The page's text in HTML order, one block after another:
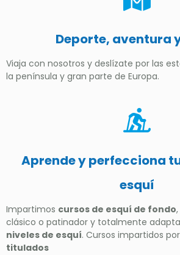
Deporte, aventura
Viaja con nosotros y deslízate por las
la península y gran parte de Europa.
Aprende y perfecciona
esquí
Impartimos cursos de esquí de fondo
clásico o patinador y totalmente
niveles de esquí. Cursos impartidos por
titulados